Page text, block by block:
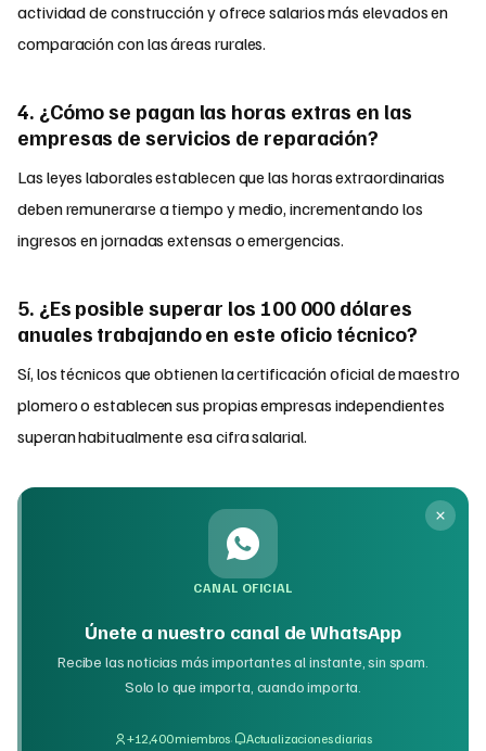
actividad de construcción y ofrece salarios más elevados en
comparación con las áreas rurales.
4. ¿Cómo se pagan las horas extras en las
empresas de servicios de reparación?
Las leyes laborales establecen que las horas extraordinarias
deben remunerarse a tiempo y medio, incrementando los
ingresos en jornadas extensas o emergencias.
5. ¿Es posible superar los 100 000 dólares
anuales trabajando en este oficio técnico?
Sí, los técnicos que obtienen la certificación oficial de maestro
plomero o establecen sus propias empresas independientes
superan habitualmente esa cifra salarial.
CANAL OFICIAL
Únete a nuestro canal de WhatsApp
Recibe las noticias más importantes al instante, sin spam.
Solo lo que importa, cuando importa.
+12,400 miembros· Actualizaciones diarias